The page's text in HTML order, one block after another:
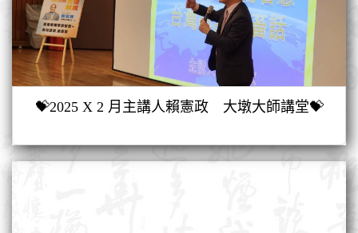
💝2025 X 2 月主講人賴憲政 大墩大師講堂💝